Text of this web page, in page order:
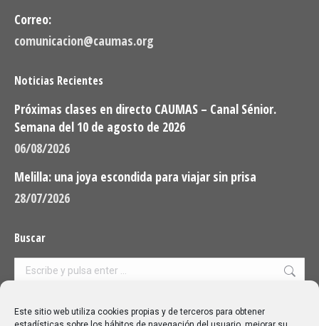
Este sitio web utiliza cookies propias y de terceros para obtener
Correo:
comunicacion@caumas.org
Noticias Recientes
Próximas clases en directo CAUMAS – Canal Sénior.
Semana del 10 de agosto de 2026
06/08/2026
Melilla: una joya escondida para viajar sin prisa
28/07/2026
Buscar
Buscar:
Aviso Legal|Política de privacidad|Política de cookies